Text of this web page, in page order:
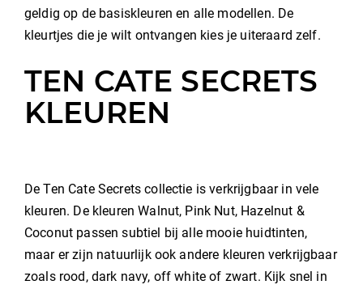
geldig op de basiskleuren en alle modellen. De
kleurtjes die je wilt ontvangen kies je uiteraard zelf.
TEN CATE SECRETS
KLEUREN
De Ten Cate Secrets collectie is verkrijgbaar in vele
kleuren. De kleuren Walnut, Pink Nut, Hazelnut &
Coconut passen subtiel bij alle mooie huidtinten,
maar er zijn natuurlijk ook andere kleuren verkrijgbaar
zoals rood, dark navy, off white of zwart. Kijk snel in